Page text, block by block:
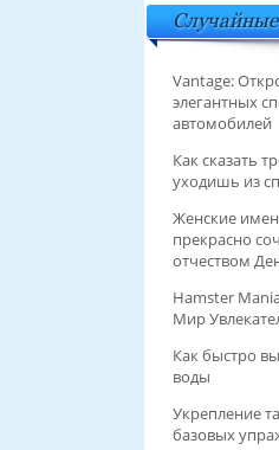
Случайные
Vantage:
элегантных
автомобилей
Как сказать
уходишь из
Женские
прекрасно
отчеством
Hamster
Мир
Как быстро
воды
Укрепление
базовых